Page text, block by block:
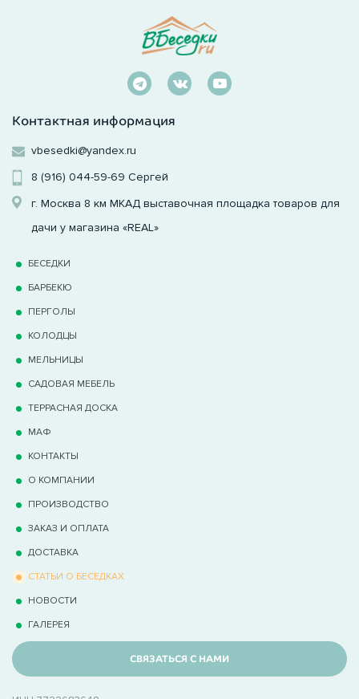
Контактная информация
vbesedki@yandex.ru
8 (916) 044-59-69 Сергей
г. Москва 8 км МКАД выставочная площадка товаров для
дачи у магазина «REAL»
БЕСЕДКИ
БАРБЕКЮ
ПЕРГОЛЫ
КОЛОДЦЫ
МЕЛЬНИЦЫ
САДОВАЯ МЕБЕЛЬ
ТЕРРАCНАЯ ДОСКА
МАФ
КОНТАКТЫ
О КОМПАНИИ
ПРОИЗВОДСТВО
ЗАКАЗ И ОПЛАТА
ДОСТАВКА
СТАТЬИ О БЕСЕДКАХ
НОВОСТИ
ГАЛЕРЕЯ
СВЯЗАТЬСЯ С НАМИ